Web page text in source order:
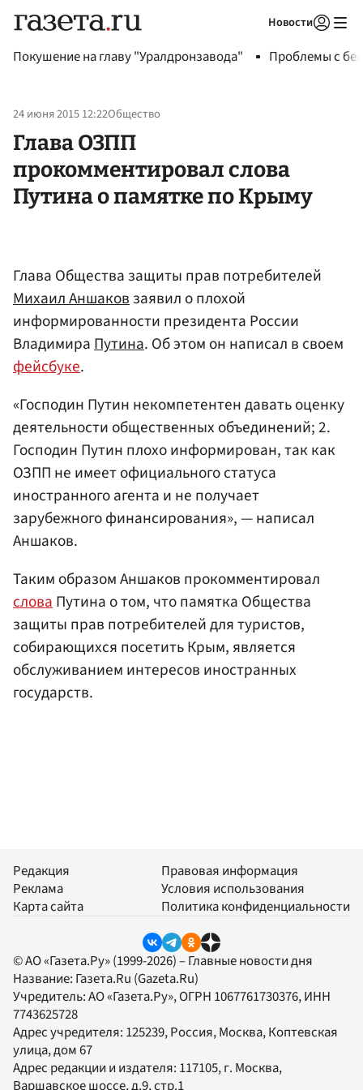
Новости
Покушение на главу "Уралдронзавода" Проблемы с
24 июня 2015 12:22Общество
Глава ОЗПП
прокомментировал слова
Путина о памятке по Крыму
Глава Общества защиты прав потребителей
Михаил Аншаковзаявил о плохой
информированности президента России
ВладимираПутина. Об этом он написал в своем
фейсбуке.
«Господин Путин некомпетентен давать оценку
деятельности общественных объединений; 2.
Господин Путин плохо информирован, так как
ОЗПП не имеет официального статуса
иностранного агента и не получает
зарубежного финансирования», — написал
Аншаков.
Таким образом Аншаков прокомментировал
словаПутина о том, что памятка Общества
защиты прав потребителей для туристов,
собирающихся посетить Крым, является
обслуживанием интересов иностранных
государств.
Редакция
Реклама
Карта сайта
Правовая информация
Условия использования
Политика конфиденциальности
© АО «Газета.Ру» (1999-2026) – Главные новости дня
Название: Газета.Ru (Gazeta.Ru)
Учредитель:АО «Газета.Ру», ОГРН 1067761730376, ИНН
7743625728
Адрес учредителя: 125239, Россия, Москва, Коптевская
улица, дом 67
Адрес редакции и издателя: 117105, г. Москва,
Варшавское шоссе, д.9, стр.1